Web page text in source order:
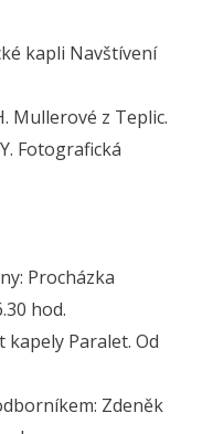
kapli Navštívení
Mullerové z Teplic.
Fotografická
Procházka
hod.
Paralet. Od
Zdeněk